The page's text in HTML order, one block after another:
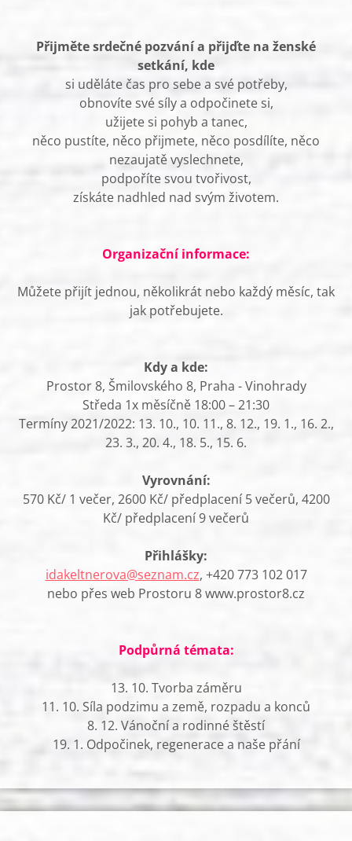
Přijměte srdečné pozvání a přijďte na ženské
setkání, kde
si uděláte čas pro sebe a své potřeby,
obnovíte své síly a odpočinete si,
užijete si pohyb a tanec,
něco pustíte, něco přijmete, něco posdílíte, něco
nezaujatě vyslechnete,
podpoříte svou tvořivost,
získáte nadhled nad svým životem.
Organizační informace:
Můžete přijít jednou, několikrát nebo každý měsíc, tak
jak potřebujete.
Kdy a kde:
Prostor 8, Šmilovského 8, Praha - Vinohrady
Středa 1x měsíčně 18:00 – 21:30
Termíny 2021/2022: 13. 10., 10. 11., 8. 12., 19. 1., 16. 2.,
23. 3., 20. 4., 18. 5., 15. 6.
Vyrovnání:
570 Kč/ 1 večer, 2600 Kč/ předplacení 5 večerů, 4200
Kč/ předplacení 9 večerů
Přihlášky:
idakeltnerova@seznam.cz, +420 773 102 017
nebo přes web Prostoru 8 www.prostor8.cz
Podpůrná témata:
13. 10. Tvorba záměru
11. 10. Síla podzimu a země, rozpadu a konců
8. 12. Vánoční a rodinné štěstí
19. 1. Odpočinek, regenerace a naše přání